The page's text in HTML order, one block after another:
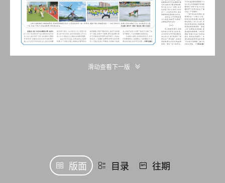
滑动查看下一版
版面 目录 往期